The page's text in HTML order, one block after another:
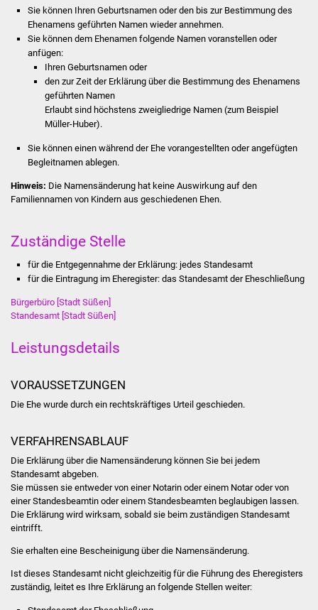
Kontakt
Stadtinfo
Partnerstädte
Presse
Bürger & Service
Was erledige ich wo
Dienstleistungen
Lebenslagen
Sie können Ihren Geburtsnamen oder den bis zur Bestimmung des
Ehenamens geführten Namen wieder annehmen.
Sie können dem Ehenamen folgende Namen voranstellen oder
anfügen:
Ihren Geburtsnamen oder
den zur Zeit der Erklärung über die Bestimmung des Ehenamens
geführten Namen
Erlaubt sind höchstens zweigliedrige Namen (zum Beispiel
Müller-Huber).
Sie können einen während der Ehe vorangestellten oder angefügten
Begleitnamen ablegen.
Hinweis: Die Namensänderung hat keine Auswirkung auf den
Familiennamen von Kindern aus geschiedenen Ehen.
Zuständige Stelle
für die Entgegennahme der Erklärung: jedes Standesamt
für die Eintragung im Eheregister: das Standesamt der Eheschließung
Bürgerbüro [Stadt Süßen]
Standesamt [Stadt Süßen]
Leistungsdetails
VORAUSSETZUNGEN
Die Ehe wurde durch ein rechtskräftiges Urteil geschieden.
VERFAHRENSABLAUF
Die Erklärung über die Namensänderung können Sie bei jedem
Standesamt abgeben.
Sie müssen sie entweder von einer Notarin oder einem Notar oder von
einer Standesbeamtin oder einem Standesbeamten beglaubigen lassen.
Die Erklärung wird wirksam, sobald sie beim zuständigen Standesamt
eintrifft.
Sie erhalten eine Bescheinigung über die Namensänderung.
Ist dieses Standesamt nicht gleichzeitig für die Führung des Eheregisters
zuständig, leitet es Ihre Erklärung an folgende Stellen weiter: